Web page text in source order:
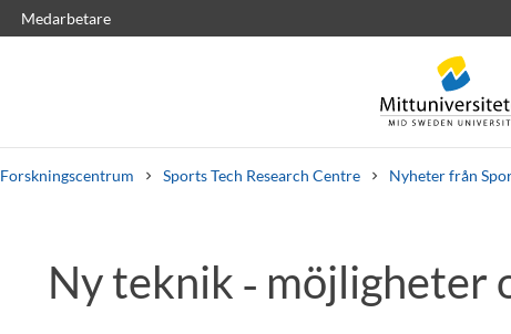
Medarbetare
Forskningscentrum Sports Tech Research Centre Nyheter från
Kursplaner Välkomstbrev PersonalLediga jobb
Ny teknik ‑ möjligheter